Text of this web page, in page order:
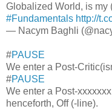
Globalized World, is my
#Fundamentals http://
— Nacym Baghli
#PAUSE
We enter a Post-
#PAUSE
We enter a Post-
henceforth, Off (-line).